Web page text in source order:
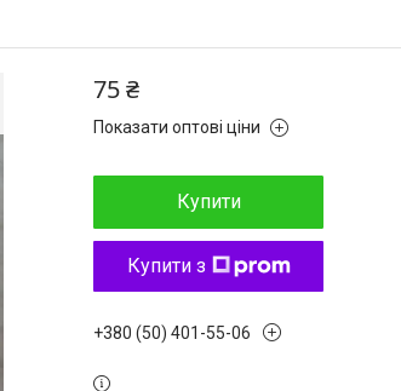
75 ₴
Показати оптові ціни
Купити
Купити з
+380 (50) 401-55-06